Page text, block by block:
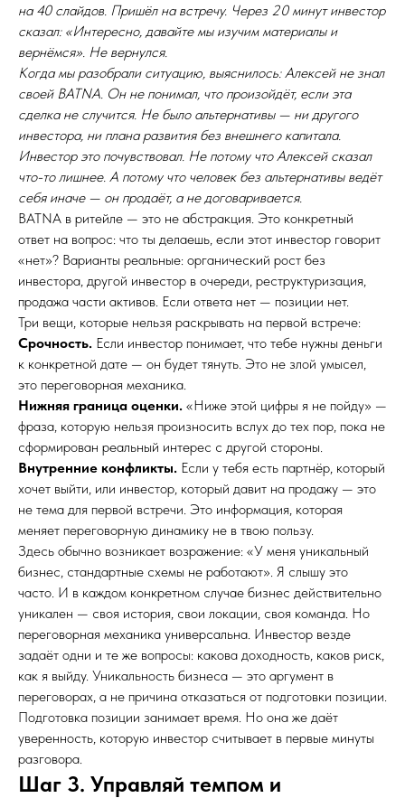
на 40 слайдов. Пришёл на встречу. Через 20 минут инвестор
сказал: «Интересно, давайте мы изучим материалы и
вернёмся». Не вернулся.
Когда мы разобрали ситуацию, выяснилось: Алексей не знал
своей BATNA. Он не понимал, что произойдёт, если эта
сделка не случится. Не было альтернативы — ни другого
инвестора, ни плана развития без внешнего капитала.
Инвестор это почувствовал. Не потому что Алексей сказал
что-то лишнее. А потому что человек без альтернативы ведёт
себя иначе — он продаёт, а не договаривается.
BATNA в ритейле — это не абстракция. Это конкретный
ответ на вопрос: что ты делаешь, если этот инвестор говорит
«нет»? Варианты реальные: органический рост без
инвестора, другой инвестор в очереди, реструктуризация,
продажа части активов. Если ответа нет — позиции нет.
Три вещи, которые нельзя раскрывать на первой встрече:
Срочность. Если инвестор понимает, что тебе нужны деньги
к конкретной дате — он будет тянуть. Это не злой умысел,
это переговорная механика.
Нижняя граница оценки. «Ниже этой цифры я не пойду» —
фраза, которую нельзя произносить вслух до тех пор, пока не
сформирован реальный интерес с другой стороны.
Внутренние конфликты. Если у тебя есть партнёр, который
хочет выйти, или инвестор, который давит на продажу — это
не тема для первой встречи. Это информация, которая
меняет переговорную динамику не в твою пользу.
Здесь обычно возникает возражение: «У меня уникальный
бизнес, стандартные схемы не работают». Я слышу это
часто. И в каждом конкретном случае бизнес действительно
уникален — своя история, свои локации, своя команда. Но
переговорная механика универсальна. Инвестор везде
задаёт одни и те же вопросы: какова доходность, каков риск,
как я выйду. Уникальность бизнеса — это аргумент в
переговорах, а не причина отказаться от подготовки позиции.
Подготовка позиции занимает время. Но она же даёт
уверенность, которую инвестор считывает в первые минуты
разговора.
Шаг 3. Управляй темпом и